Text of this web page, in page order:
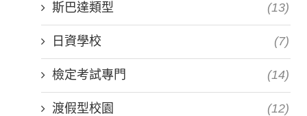
斯巴達類型 (13)
日資學校 (7)
檢定考試專門 (14)
渡假型校園 (12)